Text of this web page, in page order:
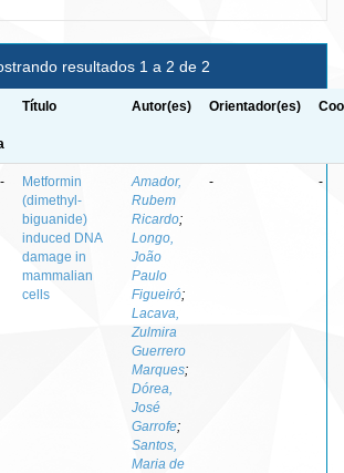
resultados 1 a 2 de 2
Título Autor(es) Orientador(es)
-
Metformin
(dimethyl-
biguanide)
induced DNA
damage in
mammalian
cells
Amador,
Rubem
Ricardo;
Longo,
João
Paulo
Figueiró;
Lacava,
Zulmira
Guerrero
Marques;
Dórea,
José
Garrofe;
Santos,
Maria de
- -